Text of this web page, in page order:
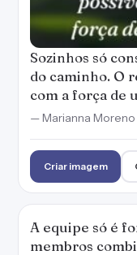
Sozinhos só
do caminho. O
com a força de
— Marianna Moreno
Criar imagem
A equipe só é
membros